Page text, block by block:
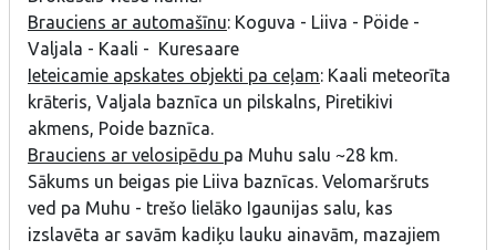
Brauciens ar automašīnu: Koguva - Liiva - Pöide -
Valjala - Kaali - Kuresaare
Ieteicamie apskates objekti pa ceļam: Kaali meteorīta
krāteris, Valjala baznīca un pilskalns, Piretikivi
akmens, Poide baznīca.
Brauciens ar velosipēdu pa Muhu salu ~28 km.
Sākums un beigas pie Liiva baznīcas. Velomaršruts
ved pa Muhu - trešo lielāko Igaunijas salu, kas
izslavēta ar savām kadiķu lauku ainavām, mazajiem